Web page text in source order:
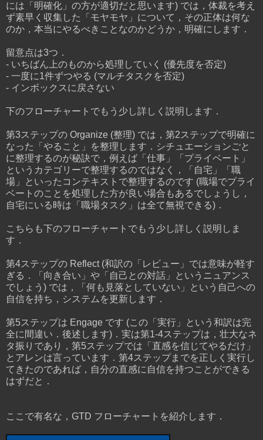
には「明確化」の方が適切だと思います) では，体裁を考え
ず素早く収集した「モヤモヤ」について，その正体は何な
のか，本当にやるべきことなのかどうか，明確にします．
留意点は3つ．
- いちばん上のものから処理していく (優先度を否定)
- 一度に1件ずつやる (マルチタスクを否定)
- インボックスに戻さない
下のフローチャートでもう少し詳しく説明します．
第3ステップの Organize (整理) では，第2ステップで明確に
なった「やること」を整理します．シチュエーションごと
に整理するのが秘訣で，例えば「仕事」「プライベート」
というカテゴリーで整理するのではなく，「自宅」「職
場」といったコンテキストで整理するのです (職場でプライ
ベートのことを処理した方が良い場合もあるでしょうし，
自宅にいる時は「職場タスク」は全て無視できる)．
こちらも下のフローチャートでもう少し詳しく説明しま
す．
第4ステップの Reflect (和訳の「レビュー」では意味が軽す
ぎる．「向き合い」や「自己との対話」というニュアンス
でしょう) では，「何も見落としていない」という自己への
自信を持ち，システムを更新します．
第5ステップは Engage です (この「実行」という和訳は完
全に間違い．後述します)．実は第1-4ステップは，壮大なネ
タ振りであり，第5ステップでは「直感を信じてやるだけ」
とアレンは言っています．第4ステップまでを正しく実行し
てきたのであれば，自分の直感に自信を持つことができる
はずだと．
ここで有名な，GTD フローチャートを紹介します．